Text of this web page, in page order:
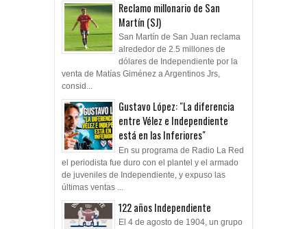
Reclamo millonario de San
Martín (SJ)
San Martín de San Juan reclama
alrededor de 2.5 millones de
dólares de Independiente por la
venta de Matías Giménez a Argentinos Jrs,
consid...
Gustavo López: "La diferencia
entre Vélez e Independiente
está en las Inferiores"
En su programa de Radio La Red
el periodista fue duro con el plantel y el armado
de juveniles de Independiente, y expuso las
últimas ventas ...
122 años Independiente
El 4 de agosto de 1904, un grupo